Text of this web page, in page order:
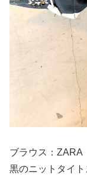
ブラウス：ZARA
黒のニットタイト